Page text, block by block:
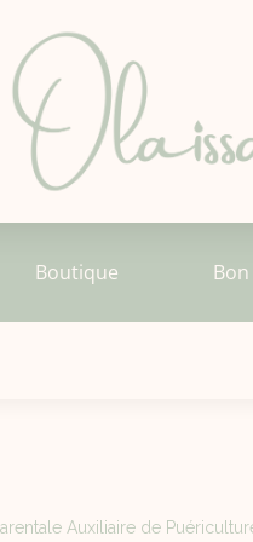
Boutique
Auxiliaire de